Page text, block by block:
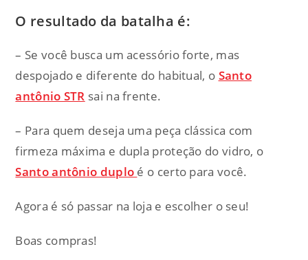
O resultado da batalha é:
– Se você busca um acessório forte, mas
despojado e diferente do habitual, o Santo
antônio STR sai na frente.
– Para quem deseja uma peça clássica com
firmeza máxima e dupla proteção do vidro, o
Santo antônio duplo é o certo para você.
Agora é só passar na loja e escolher o seu!
Boas compras!